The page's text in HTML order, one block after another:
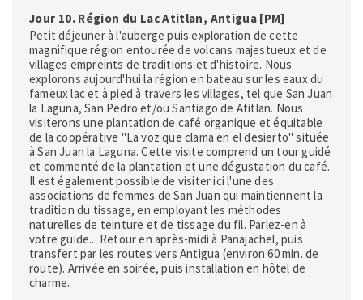
Jour 10. Région du Lac Atitlan, Antigua [PM]
Petit déjeuner à l'auberge puis exploration de cette
magnifique région entourée de volcans majestueux et de
villages empreints de traditions et d'histoire. Nous
explorons aujourd'hui la région en bateau sur les eaux du
fameux lac et à pied à travers les villages, tel que San Juan
la Laguna, San Pedro et/ou Santiago de Atitlan. Nous
visiterons une plantation de café organique et équitable
de la coopérative "La voz que clama en el desierto" située
à San Juan la Laguna. Cette visite comprend un tour guidé
et commenté de la plantation et une dégustation du café.
Il est également possible de visiter ici l'une des
associations de femmes de San Juan qui maintiennent la
tradition du tissage, en employant les méthodes
naturelles de teinture et de tissage du fil. Parlez-en à
votre guide... Retour en après-midi à Panajachel, puis
transfert par les routes vers Antigua (environ 60 min. de
route). Arrivée en soirée, puis installation en hôtel de
charme.